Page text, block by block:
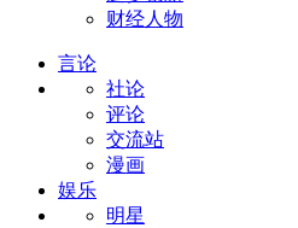
财经人物
言论
社论
评论
交流站
漫画
娱乐
明星